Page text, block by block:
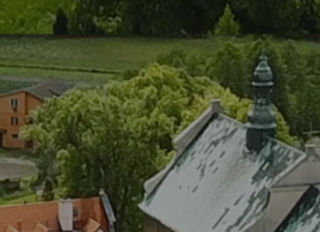
O nas
Aktualności
Rekrutacja